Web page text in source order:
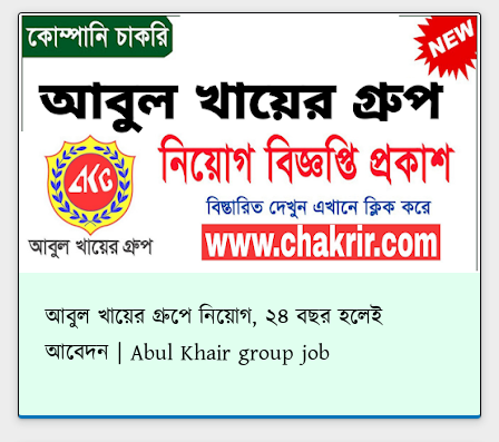
আবুল খায়ের গ্রুপে নিয়োগ, ২৪ বছর হলেই
আবেদন | Abul Khair group job